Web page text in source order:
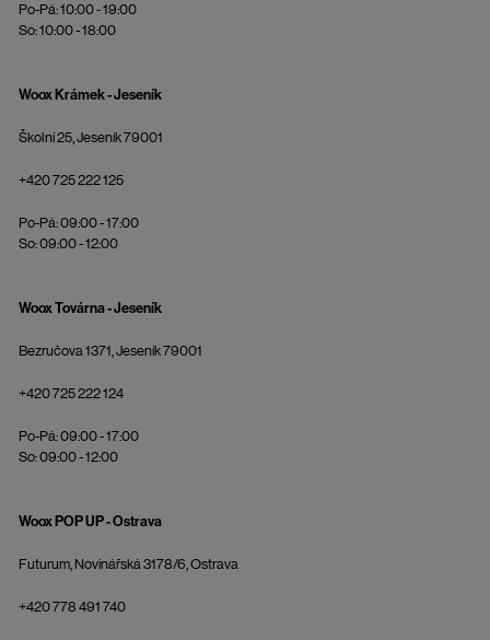
Po-Pá: 10:00 - 19:00
So: 10:00 - 18:00
Woox Krámek - Jeseník
Školní 25, Jeseník 79001
+420 725 222 125
Po-Pá: 09:00 - 17:00
So: 09:00 - 12:00
Woox Továrna - Jeseník
Bezručova 1371, Jeseník 79001
+420 725 222 124
Po-Pá: 09:00 - 17:00
So: 09:00 - 12:00
Woox POP UP - Ostrava
Futurum, Novinářská 3178/6, Ostrava
+420 778 491 740